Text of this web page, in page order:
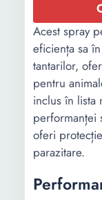
Acest spray
eficiența sa
tantarilor,
pentru
inclus în lista
performanței
oferi
parazitare.